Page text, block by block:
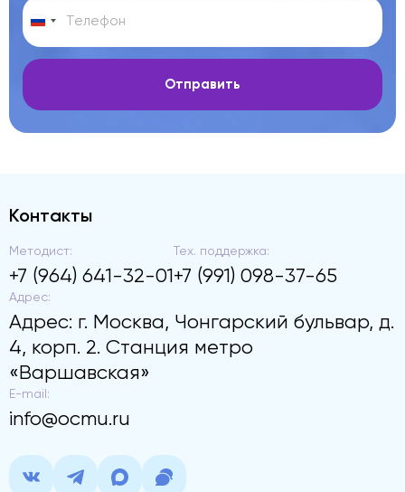
Отправить
Контакты
Методист:
+7 (964) 641-32-01
Тех. поддержка:
+7 (991) 098-37-65
Адрес:
Адрес: г. Москва, Чонгарский бульвар, д.
4, корп. 2. Станция метро
«Варшавская»
E-mail:
info@ocmu.ru